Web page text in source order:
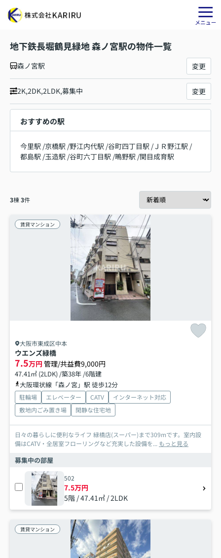
地下鉄長堀鶴見緑地 森ノ宮駅の物件一覧
森ノ宮駅 変更
2K,2DK,2LDK,募集中 変更
おすすめの駅
今里駅 /京橋駅 /野江内代駅 /谷町四丁目駅 /ＪＲ野江駅 /
都島駅 /玉造駅 /谷町六丁目駅 /鴫野駅 /関目成育駅
3棟3件
賃貸マンション
大阪市東成区中本
ウエンズ緑橋
7.5万円 管理/共益費9,000円
47.41㎡ (2LDK) /築38年 /6階建
大阪環状線「森ノ宮」駅 徒歩12分
駐輪場 エレベーター CATV
インターネット対応
敷地内ごみ置き場
閑静な住宅地
日々の暮らしに便利なライフ 緑橋店(スーパー)まで309mです。室内設
備はCATV・全居室フローリングなど充実した設備を... もっと見る
募集中の部屋
502
7.5万円
5階 / 47.41㎡ / 2LDK
賃貸マンション